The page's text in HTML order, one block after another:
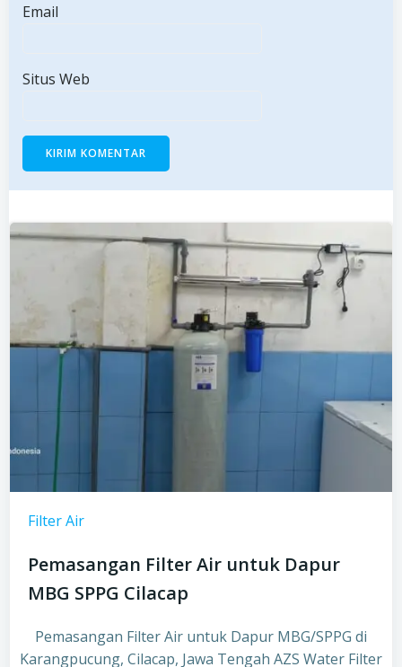
Email
Situs Web
Filter Air
Pemasangan Filter Air untuk Dapur
MBG SPPG Cilacap
Pemasangan Filter Air untuk Dapur MBG/SPPG di
Karangpucung, Cilacap, Jawa Tengah AZS Water Filter